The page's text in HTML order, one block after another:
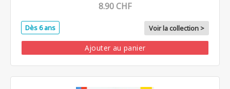
8.90 CHF
Dès 6 ans Voir la collection >
Ajouter au panier